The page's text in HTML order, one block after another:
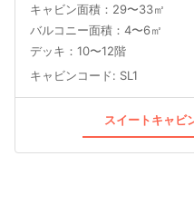
キャビン面積：29〜33㎡
バルコニー面積：4〜6㎡
デッキ：10〜12階
キャビンコード: SL1
スイートキャビ